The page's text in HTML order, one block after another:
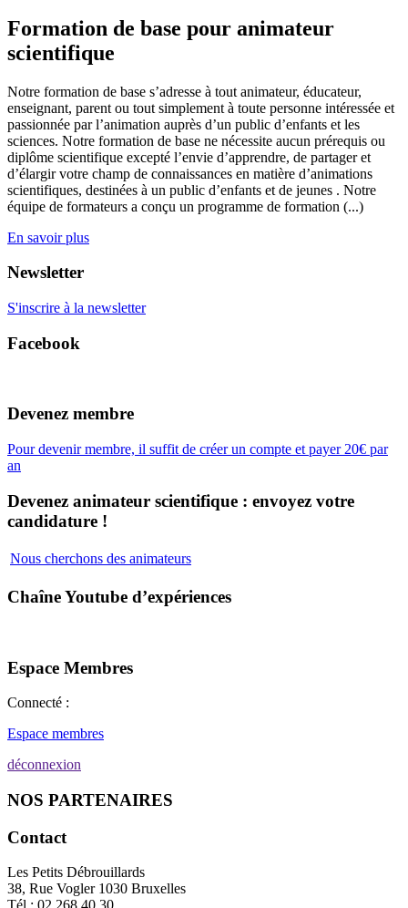
Formation de base pour animateur
scientifique
Notre formation de base s’adresse à tout animateur, éducateur,
enseignant, parent ou tout simplement à toute personne intéressée et
passionnée par l’animation auprès d’un public d’enfants et les
sciences. Notre formation de base ne nécessite aucun prérequis ou
diplôme scientifique excepté l’envie d’apprendre, de partager et
d’élargir votre champ de connaissances en matière d’animations
scientifiques, destinées à un public d’enfants et de jeunes . Notre
équipe de formateurs a conçu un programme de formation (...)
En savoir plus
Newsletter
S'inscrire à la newsletter
Facebook
Devenez membre
Pour devenir membre, il suffit de créer un compte et payer 20€ par
an
Devenez animateur scientifique : envoyez votre
candidature !
Nous cherchons des animateurs
Chaîne Youtube d’expériences
Espace Membres
Connecté :
Espace membres
déconnexion
NOS PARTENAIRES
Contact
Les Petits Débrouillards
38, Rue Vogler 1030 Bruxelles